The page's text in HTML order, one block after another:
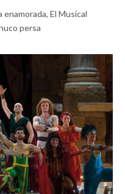
enamorada, El Musical
persa